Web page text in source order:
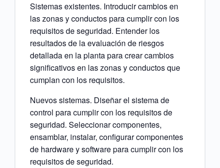
Sistemas existentes. Introducir cambios en
las zonas y conductos para cumplir con los
requisitos de seguridad. Entender los
resultados de la evaluación de riesgos
detallada en la planta para crear cambios
significativos en las zonas y conductos que
cumplan con los requisitos.
Nuevos sistemas. Diseñar el sistema de
control para cumplir con los requisitos de
seguridad. Seleccionar componentes,
ensamblar, instalar, configurar componentes
de hardware y software para cumplir con los
requisitos de seguridad.